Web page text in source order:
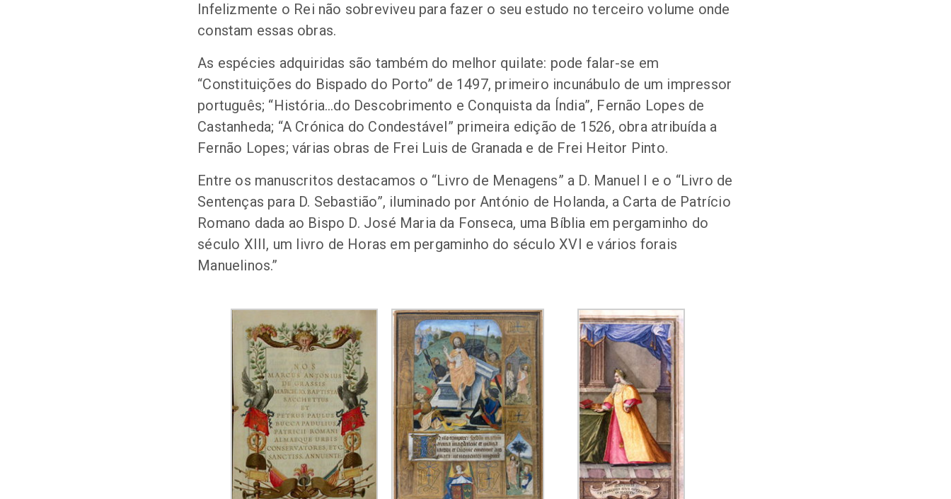
Infelizmente o Rei não sobreviveu para fazer o seu estudo no terceiro volume onde
constam essas obras.
As espécies adquiridas são também do melhor quilate: pode falar-se em
“Constituições do Bispado do Porto” de 1497, primeiro incunábulo de um impressor
português; “História…do Descobrimento e Conquista da Índia”, Fernão Lopes de
Castanheda; “A Crónica do Condestável” primeira edição de 1526, obra atribuída a
Fernão Lopes; várias obras de Frei Luis de Granada e de Frei Heitor Pinto.
Entre os manuscritos destacamos o “Livro de Menagens” a D. Manuel I e o “Livro de
Sentenças para D. Sebastião”, iluminado por António de Holanda, a Carta de Patrício
Romano dada ao Bispo D. José Maria da Fonseca, uma Bíblia em pergaminho do
século XIII, um livro de Horas em pergaminho do século XVI e vários forais
Manuelinos.”